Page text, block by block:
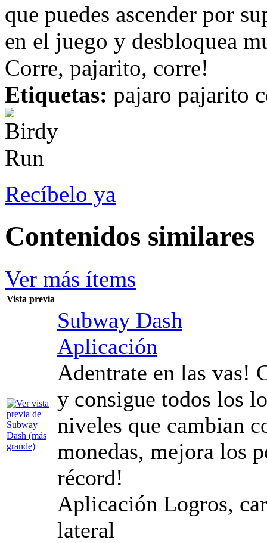
que puedes ascender por
en el juego y desbloquea
Corre, pajarito, corre!
Etiquetas: pajaro pajarito
Recíbelo ya
Contenidos similares
Ver más ítems
Vista previa
Subway Dash
Aplicación
Adentrate en las vas!
y consigue todos los
niveles que cambian
monedas, mejora los
récord!
Aplicación Logros,
lateral